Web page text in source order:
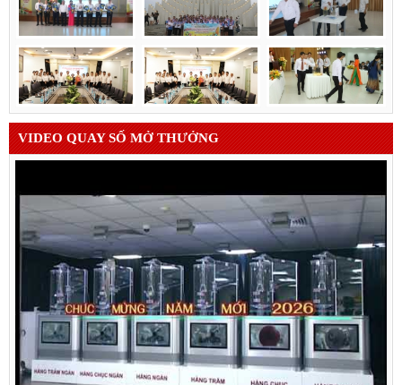
VIDEO QUAY SỐ MỞ THƯỞNG